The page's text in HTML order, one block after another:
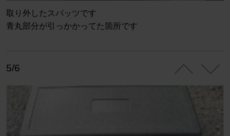
取り外したスパッツです
青丸部分が引っかかってた箇所です
5/6